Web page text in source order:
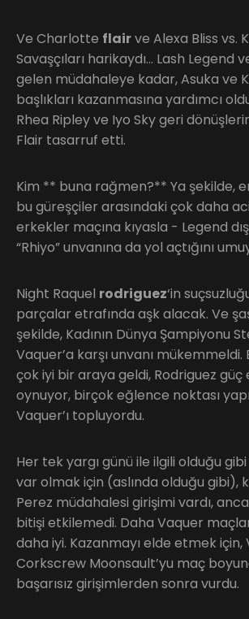
Ve Charlotte flairve Alexa Bliss vs.
Savaşçıları harikaydı… Lash Legend
gelen müdahaleye kadar, Asuka ve
başlıkları kazanmasına yardımcı
Rhea Ripley ve Iyo Sky geri
Flair tasarruf etti.
Kim ** buna rağmen?** Ya şekilde,
bu güreşçiler arasındaki çok daha
erkekler maçına kıyasla - Legend
“Rhiyo” unvanına da yol açtığını
Night Raquel rodriguez‘in
parçalar etrafında aşk alacak. Ve
şekilde, Kadının Dünya Şampiyonu
Vaquer’a karşı unvanı mükemmeldi.
çok iyi bir araya geldi, Rodriguez güç
oynuyor, birçok eğlence noktası
Vaquer’ı topluyordu.
Her tek yargı günü ile ilgili olduğu
var olmak için (aslında olduğu gibi),
Perez müdahalesi girişimi vardı,
bitişi etkilemedi. Daha Vaquer
daha iyi. Kazanmayı elde etmek için,
Corkscrew Moonsault’yu maç
başarısız girişimlerden sonra vurdu.